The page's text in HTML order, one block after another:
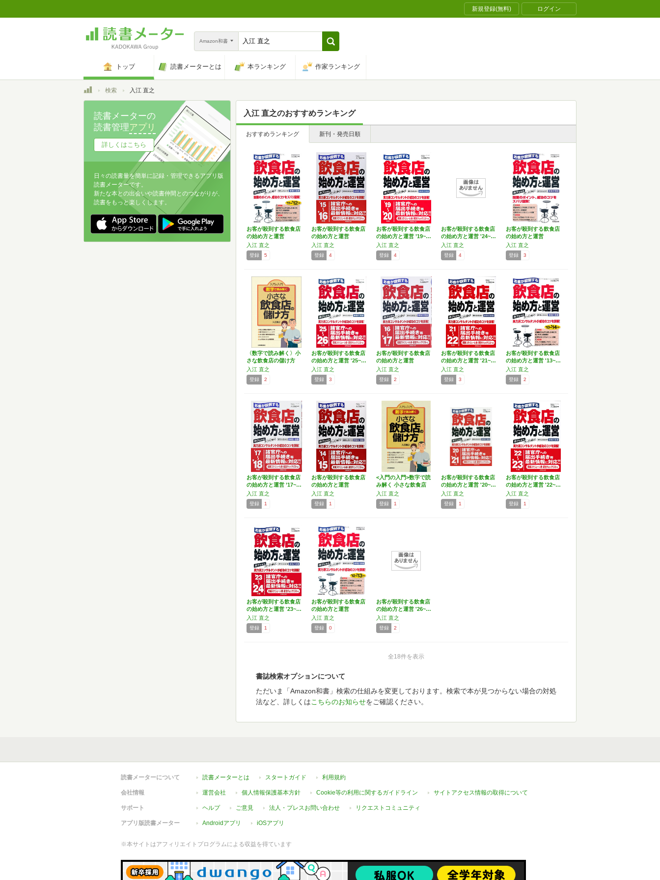
新規登録(無料) ログイン
Amazon和書
トップ 読書メーターとは 本ランキング 作家ランキング
トップ検索 入江 直之
入江 直之のおすすめランキング
おすすめランキング 新刊・発売日順
お客が殺到する飲食店
の始め方と運営
〈’11~…
入江 直之
登録 5
お客が殺到する飲食店
の始め方と運営
〈’15~…
入江 直之
登録 4
お客が殺到する飲食店
の始め方と運営 ’19~…
入江 直之
登録 4
お客が殺到する飲食店
の始め方と運営 '24~…
入江 直之
登録 4
お客が殺到する飲食店
の始め方と運営
入江 直之
登録 3
〈数字で読み解く〉小
さな飲食店の儲け方
入江 直之
登録 2
お客が殺到する飲食店
の始め方と運営 '25~…
入江 直之
登録 3
お客が殺到する飲食店
の始め方と運営
〈’16~…
入江 直之
登録 2
お客が殺到する飲食店
の始め方と運営 '21~…
入江 直之
登録 3
お客が殺到する飲食店
の始め方と運営 '13~…
入江 直之
登録 2
お客が殺到する飲食店
の始め方と運営 ’17~…
入江 直之
登録 1
お客が殺到する飲食店
の始め方と運営
〈’14~…
入江 直之
登録 1
<入門の入門>数字で読
み解く 小さな飲食店
の…
入江 直之
登録 1
お客が殺到する飲食店
の始め方と運営 '20~…
入江 直之
登録 1
お客が殺到する飲食店
の始め方と運営 '22~…
入江 直之
登録 1
お客が殺到する飲食店
の始め方と運営 '23~…
入江 直之
登録 1
お客が殺到する飲食店
の始め方と運営
〈’12~…
入江 直之
登録 0
お客が殺到する飲食店
の始め方と運営 '26~…
入江 直之
登録 2
全18件を表示
書誌検索オプションについて
ただいま「Amazon和書」検索の仕組みを変更しております。検索で本が見つからない場合の対処
法など、詳しくはこちらのお知らせをご確認ください。
読書メーターの
読書管理アプリ
詳しくはこちら
日々の読書量を簡単に記録・管理できるアプリ版
読書メーターです。
新たな本との出会いや読書仲間とのつながりが、
読書をもっと楽しくします。
読書メーターについて 読書メーターとは スタートガイド 利用規約
会社情報 運営会社 個人情報保護基本方針 Cookie等の利用に関するガイドライン サイトアクセス情報の取得について
サポート ヘルプ ご意見 法人・プレスお問い合わせ リクエストコミュニティ
アプリ版読書メーター Androidアプリ iOSアプリ
※本サイトはアフィリエイトプログラムによる収益を得ています